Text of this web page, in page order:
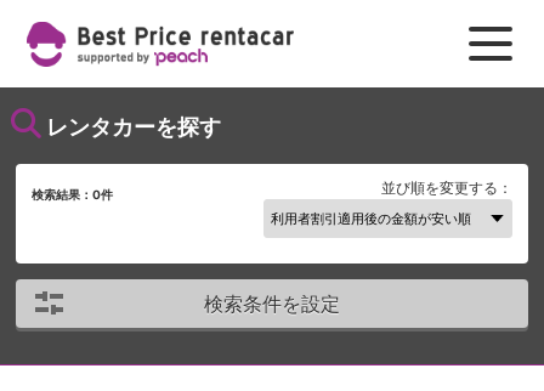
レンタカーを探す
検索結果：0件 並び順を変更する：
検索条件を設定